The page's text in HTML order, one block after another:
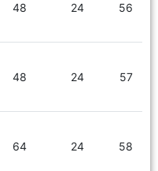
56
24
48
57
24
48
58
24
64